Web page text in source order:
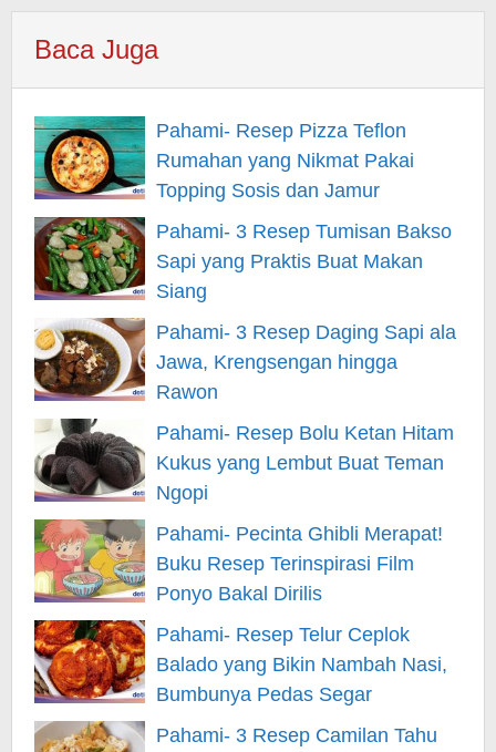
Baca Juga
Pahami- Resep Pizza Teflon
Rumahan yang Nikmat Pakai
Topping Sosis dan Jamur
Pahami- 3 Resep Tumisan Bakso
Sapi yang Praktis Buat Makan
Siang
Pahami- 3 Resep Daging Sapi ala
Jawa, Krengsengan hingga
Rawon
Pahami- Resep Bolu Ketan Hitam
Kukus yang Lembut Buat Teman
Ngopi
Pahami- Pecinta Ghibli Merapat!
Buku Resep Terinspirasi Film
Ponyo Bakal Dirilis
Pahami- Resep Telur Ceplok
Balado yang Bikin Nambah Nasi,
Bumbunya Pedas Segar
Pahami- 3 Resep Camilan Tahu